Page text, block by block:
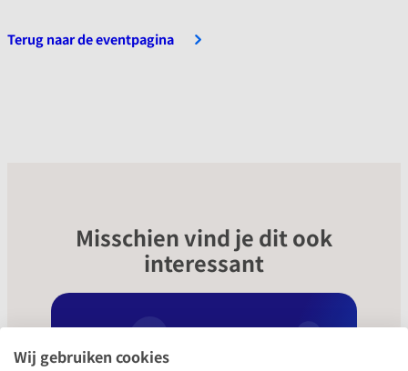
Terug naar de eventpagina
Misschien vind je dit ook
interessant
Wij gebruiken cookies